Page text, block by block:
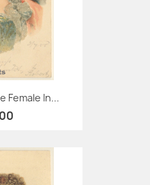
Female In...